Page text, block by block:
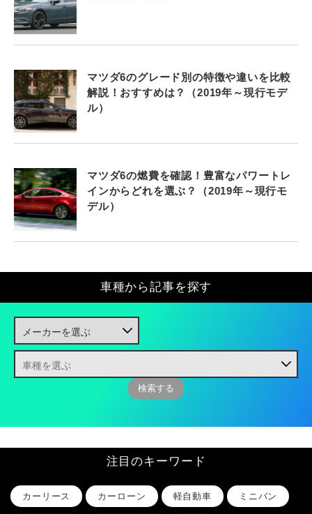
マツダ6のグレード別の特徴や違いを比較
解説！おすすめは？（2019年～現行モデ
ル）
マツダ6の燃費を確認！豊富なパワートレ
インからどれを選ぶ？（2019年～現行モ
デル）
車種から記事を探す
注目のキーワード
カーリース カーローン 軽自動車 ミニバン